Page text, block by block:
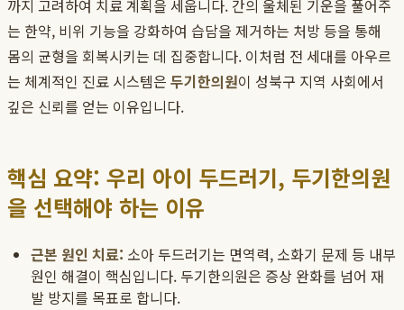
까지 고려하여 치료 계획을 세웁니다. 간의 울체된 기운을 풀어주
는 한약, 비위 기능을 강화하여 습담을 제거하는 처방 등을 통해
몸의 균형을 회복시키는 데 집중합니다. 이처럼 전 세대를 아우르
는 체계적인 진료 시스템은 두기한의원이 성북구 지역 사회에서
깊은 신뢰를 얻는 이유입니다.
핵심 요약: 우리 아이 두드러기, 두기한의원
을 선택해야 하는 이유
근본 원인 치료: 소아 두드러기는 면역력, 소화기 문제 등 내부
원인 해결이 핵심입니다. 두기한의원은 증상 완화를 넘어 재
발 방지를 목표로 합니다.